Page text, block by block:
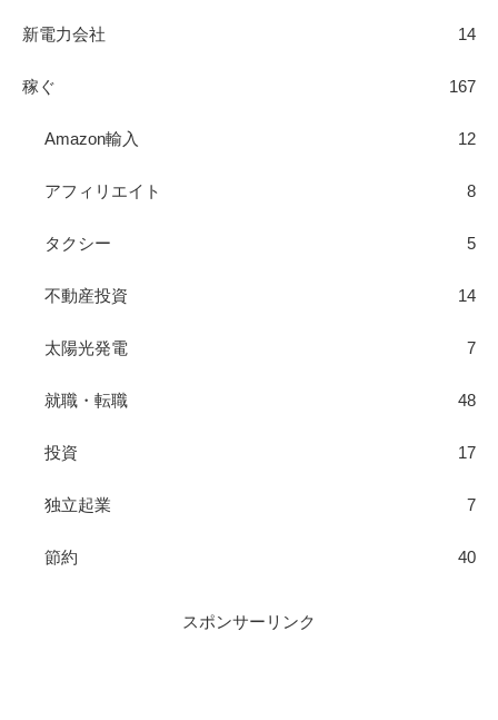
新電力会社 14
稼ぐ 167
Amazon輸入 12
アフィリエイト 8
タクシー 5
不動産投資 14
太陽光発電 7
就職・転職 48
投資 17
独立起業 7
節約 40
スポンサーリンク